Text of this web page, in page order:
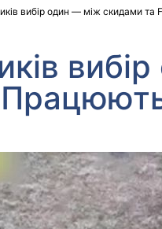
вибір один — між скидами